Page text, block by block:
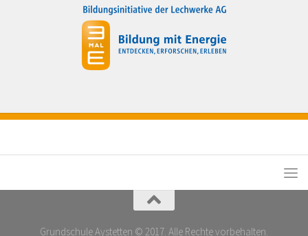
Grundschule Aystetten © 2017. Alle Rechte vorbehalten.